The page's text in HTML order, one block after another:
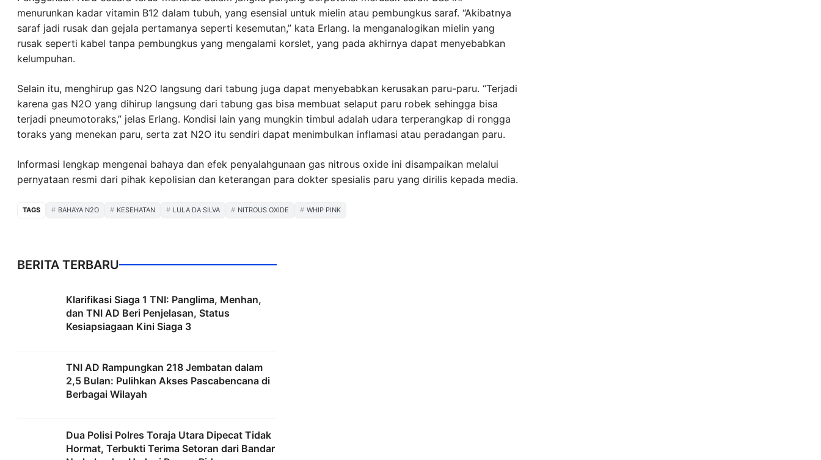
menurunkan kadar vitamin B12 dalam tubuh, yang esensial untuk mielin atau pembungkus saraf. “Akibatnya
saraf jadi rusak dan gejala pertamanya seperti kesemutan,” kata Erlang. Ia menganalogikan mielin yang
rusak seperti kabel tanpa pembungkus yang mengalami korslet, yang pada akhirnya dapat menyebabkan
kelumpuhan.
Selain itu, menghirup gas N2O langsung dari tabung juga dapat menyebabkan kerusakan paru-paru. “Terjadi
karena gas N2O yang dihirup langsung dari tabung gas bisa membuat selaput paru robek sehingga bisa
terjadi pneumotoraks,” jelas Erlang. Kondisi lain yang mungkin timbul adalah udara terperangkap di rongga
toraks yang menekan paru, serta zat N2O itu sendiri dapat menimbulkan inflamasi atau peradangan paru.
Informasi lengkap mengenai bahaya dan efek penyalahgunaan gas nitrous oxide ini disampaikan melalui
pernyataan resmi dari pihak kepolisian dan keterangan para dokter spesialis paru yang dirilis kepada media.
TAGS BAHAYA N2O KESEHATAN LULA DA SILVA NITROUS OXIDE WHIP PINK
BERITA TERBARU
Klarifikasi Siaga 1 TNI: Panglima, Menhan,
dan TNI AD Beri Penjelasan, Status
Kesiapsiagaan Kini Siaga 3
TNI AD Rampungkan 218 Jembatan dalam
2,5 Bulan: Pulihkan Akses Pascabencana di
Berbagai Wilayah
Dua Polisi Polres Toraja Utara Dipecat Tidak
Hormat, Terbukti Terima Setoran dari Bandar